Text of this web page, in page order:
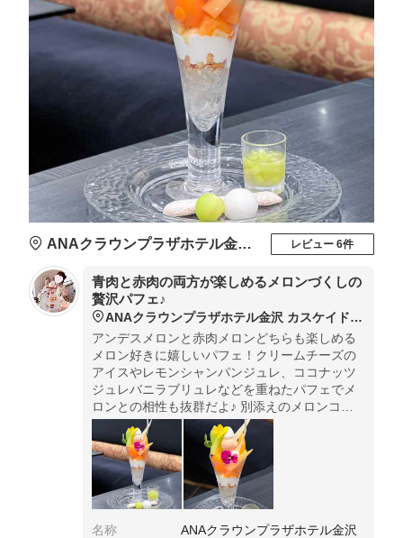
ANAクラウンプラザホテル金沢 カスケイド ラウンジ レビュー 6件
青肉と赤肉の両方が楽しめるメロンづくしの
贅沢パフェ♪
ANAクラウンプラザホテル金沢 カスケイド ラウンジ
アンデスメロンと赤肉メロンどちらも楽しめる
メロン好きに嬉しいパフェ！クリームチーズの
アイスやレモンシャンパンジュレ、ココナッツ
ジュレバニラブリュレなどを重ねたパフェでメ
ロンとの相性も抜群だよ♪ 別添えのメロンコン
フィのソースもたっぷり使うと更にメロンを味
わえるよ◎
名称
ANAクラウンプラザホテル金沢